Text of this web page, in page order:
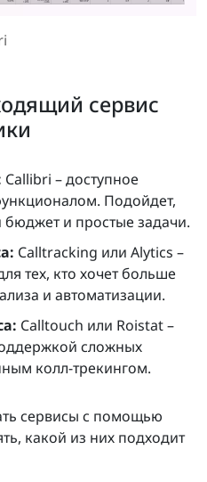
сервис
Callibri – доступное
Подойдет,
и простые задачи.
Calltracking или Alytics –
тех, кто хочет больше
и автоматизации.
Calltouch или Roistat –
сложных
колл-трекингом.
сервисы с помощью
какой из них подходит